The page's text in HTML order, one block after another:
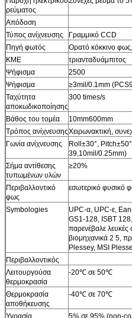
ρεύματος
Απόδοση
Τύπος ανίχνευσης
Γραμμικό CCD
Πηγή φωτός
Ορατό κόκκινο
ΚΜΕ
τριανταδυάμπιτος
Ψήφισμα
2500
Ψήφισμα
≥3mil/0.1mm
Ταχύτητα
αποκωδικοποίησης
300 times/s
Βάθος του τομέα
10mm600mm
Τρόπος ανίχνευσηςΧειρωνακτική,
Γωνία ανίχνευσης
Roll±30°,
39,10mil/0.25mm)
Σήμα αντίθεσης
τυπωμένων υλών
≥20%
Περιβαλλοντικό
φως
εσωτερικό φυσικό
Symbologies
UPC-α, UPC-ε,
GS1-128, ISBT
παρενέβαλε λευκές
βιομηχανικά 2 5,
Plessey, MSI
Περιβαλλοντικός
Λειτουργούσα
θερμοκρασία
-20℃ σε 50℃
Θερμοκρασία
αποθήκευσης
-40℃ σε 70℃
Υγρασία
5% σε 95% (non-